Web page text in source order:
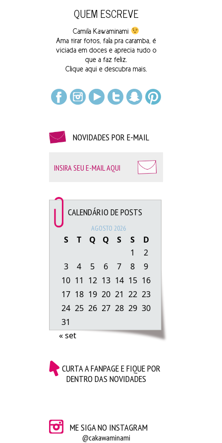
Descrição dos looks: Rafaela: Lenço e Óculos de
Malwee |
Dollar Tree |Óculos de Sol: Rayban |Camisa:
QUEM ESCREVE
Camila Kawaminami
Ama tirar fotos, fala pra caramba, é
viciada em doces e aprecia tudo o
que a faz feliz.
Clique aqui e descubra mais.
NOVIDADES POR E-MAIL
CALENDÁRIO DE POSTS
AGOSTO 2026
S T Q Q S S
D
1
2
3
4 5 6 7 8
9
10 11 12 13 14 15 16
17 18 19 20 21 22 23
24 25 26 27 28 29 30
31
« set
CURTA A FANPAGE E FIQUE POR
DENTRO DAS NOVIDADES
ME SIGA NO INSTAGRAM
@cakawaminami